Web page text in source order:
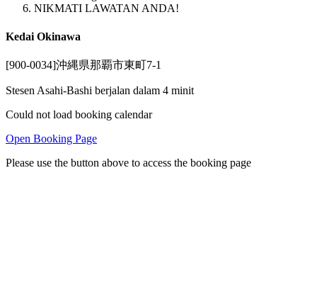
NIKMATI LAWATAN ANDA!
Kedai Okinawa
[900-0034]沖縄県那覇市東町7-1
Stesen Asahi-Bashi berjalan dalam 4 minit
Could not load booking calendar
Open Booking Page
Please use the button above to access the booking page